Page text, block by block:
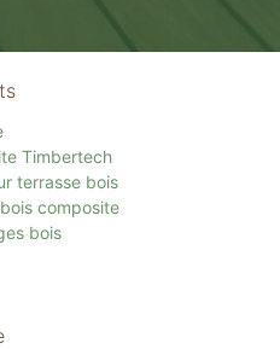
Timbertech
terrasse bois
composite
bois